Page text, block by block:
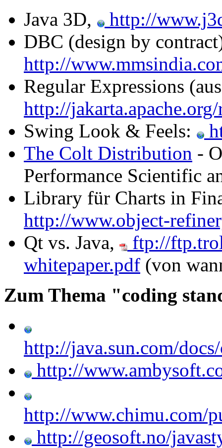
Java 3D,
http://
DBC (design by
http://
Regular Expressions
http://
Swing Look & Feels:
The Colt Distribution -
Performance Scientific
Library für Charts in
http://www.object-
Qt vs. Java,
ftp://
whitepaper.pdf (von
Zum Thema "coding
http://java.sun.com/
http://
http://www.chimu.com/
http://geosoft.no/